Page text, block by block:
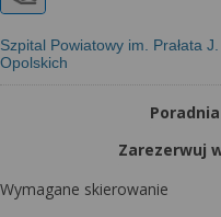
Szpital Powiatowy im. Prałata
Opolskich
Zarezerwuj
Wymagane skierowanie